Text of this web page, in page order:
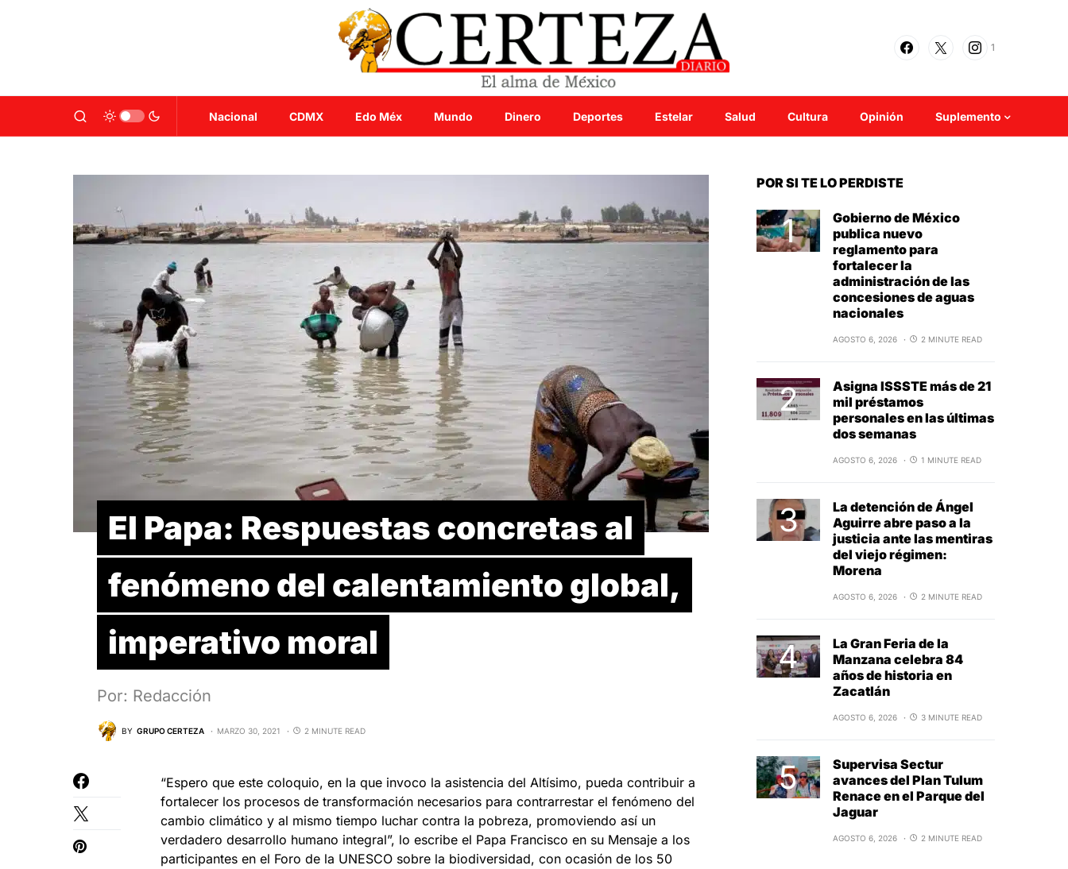
1
Nacional CDMX Edo Méx Mundo Dinero Deportes Estelar Salud Cultura Opinión Suplemento
El Papa: Respuestas concretas al
fenómeno del calentamiento global,
imperativo moral
Por: Redacción
BY GRUPO CERTEZA MARZO 30, 2021 2 MINUTE READ
“Espero que este coloquio, en la que invoco la asistencia del Altísimo, pueda contribuir a
fortalecer los procesos de transformación necesarios para contrarrestar el fenómeno del
cambio climático y al mismo tiempo luchar contra la pobreza, promoviendo así un
verdadero desarrollo humano integral”, lo escribe el Papa Francisco en su Mensaje a los
participantes en el Foro de la UNESCO sobre la biodiversidad, con ocasión de los 50
POR SI TE LO PERDISTE
Gobierno de México
publica nuevo
reglamento para
fortalecer la
administración de las
concesiones de aguas
nacionales
AGOSTO 6, 2026 2 MINUTE READ
Asigna ISSSTE más de 21
mil préstamos
personales en las últimas
dos semanas
AGOSTO 6, 2026 1 MINUTE READ
La detención de Ángel
Aguirre abre paso a la
justicia ante las mentiras
del viejo régimen:
Morena
AGOSTO 6, 2026 2 MINUTE READ
La Gran Feria de la
Manzana celebra 84
años de historia en
Zacatlán
AGOSTO 6, 2026 3 MINUTE READ
Supervisa Sectur
avances del Plan Tulum
Renace en el Parque del
Jaguar
AGOSTO 6, 2026 2 MINUTE READ